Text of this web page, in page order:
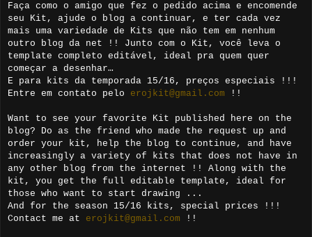
Faça como o amigo que fez o pedido acima e encomende
seu Kit, ajude o blog a continuar, e ter cada vez
mais uma variedade de Kits que não tem em nenhum
outro blog da net !! Junto com o Kit, você leva o
template completo editável, ideal pra quem quer
começar a desenhar…
E para kits da temporada 15/16, preços especiais !!!
Entre em contato pelo erojkit@gmail.com !!
Want to see your favorite Kit published here on the
blog? Do as the friend who made the request up and
order your kit, help the blog to continue, and have
increasingly a variety of kits that does not have in
any other blog from the internet !! Along with the
kit, you get the full editable template, ideal for
those who want to start drawing ...
And for the season 15/16 kits, special prices !!!
Contact me at erojkit@gmail.com !!